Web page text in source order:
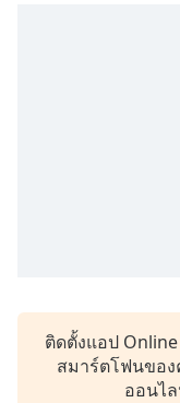
Opacityติดตั้งแอป
สมาร์ตโฟนขอ
ออนไ